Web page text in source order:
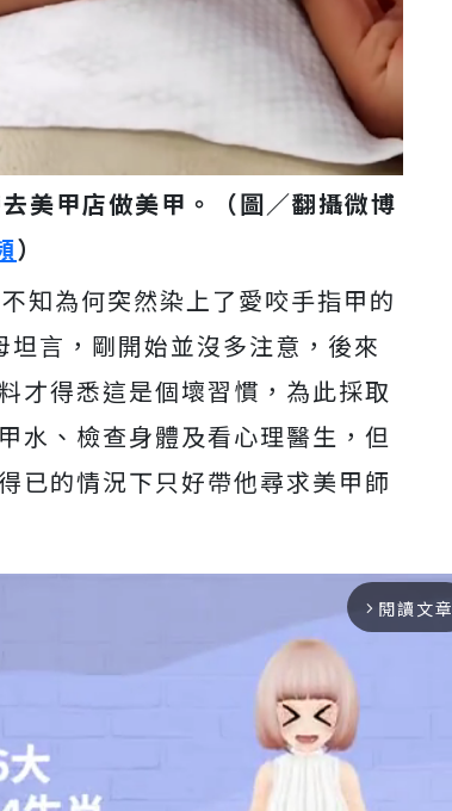
美甲店做美甲。（圖／翻攝微博
）
知為何突然染上了愛咬手指甲的
言，剛開始並沒多注意，後來
才得悉這是個壞習慣，為此採取
水、檢查身體及看心理醫生，但
已的情況下只好帶他尋求美甲師
arrow_forward_ios 閱讀文章